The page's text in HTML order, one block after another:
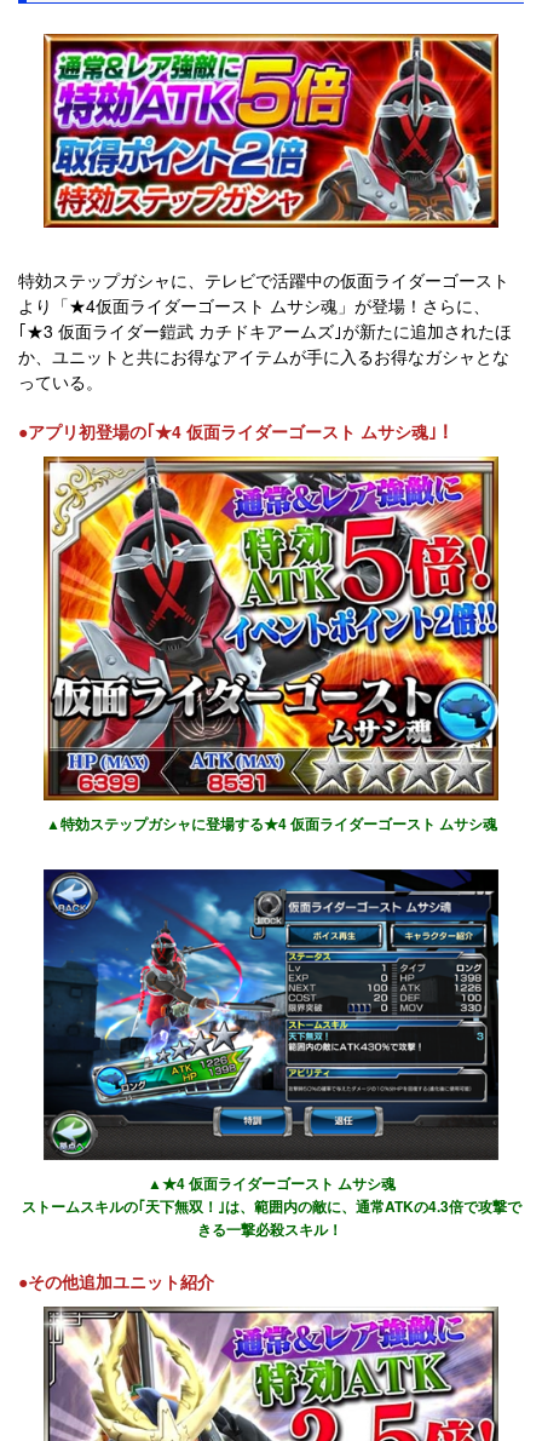
特効ステップガシャに、テレビで活躍中の仮面ライダーゴースト
より「★4仮面ライダーゴースト ムサシ魂」が登場！さらに、
｢★3 仮面ライダー鎧武 カチドキアームズ｣が新たに追加されたほ
か、ユニットと共にお得なアイテムが手に入るお得なガシャとな
っている。
●アプリ初登場の｢★4 仮面ライダーゴースト ムサシ魂｣！
▲特効ステップガシャに登場する★4 仮面ライダーゴースト ムサシ魂
▲★4 仮面ライダーゴースト ムサシ魂
ストームスキルの｢天下無双！｣は、範囲内の敵に、通常ATKの4.3倍で攻撃で
きる一撃必殺スキル！
●その他追加ユニット紹介